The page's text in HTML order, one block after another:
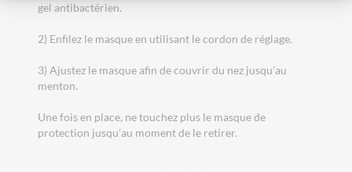
gel antibactérien.
2) Enfilez le masque en utilisant le cordon de réglage.
3) Ajustez le masque afin de couvrir du nez jusqu'au
menton.
Une fois en place, ne touchez plus le masque de
protection jusqu'au moment de le retirer.